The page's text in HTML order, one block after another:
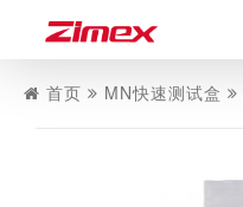
首页 MN快速测试盒